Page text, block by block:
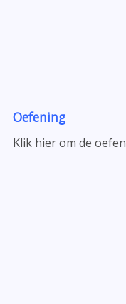
Oefening
Klik hier om de